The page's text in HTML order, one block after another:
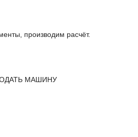
производим расчёт.
МАШИНУ